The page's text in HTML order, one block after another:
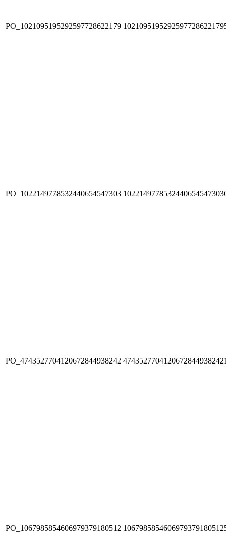
PO_1021095195292597728622179
PO_1022149778532440654547303
PO_4743527704120672844938242
PO_1067985854606979379180512